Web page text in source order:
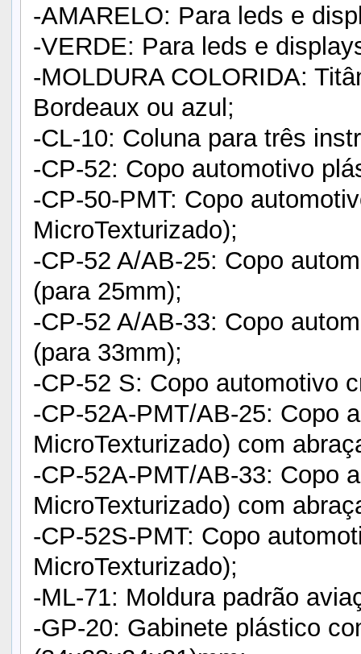
-AMARELO: Para leds e
-VERDE: Para leds e
-MOLDURA COLORIDA:
Bordeaux ou azul;
-CL-10: Coluna para três
-CP-52: Copo automotivo
-CP-50-PMT: Copo
MicroTexturizado);
-CP-52 A/AB-25: Copo
(para 25mm);
-CP-52 A/AB-33: Copo
(para 33mm);
-CP-52 S: Copo automotivo
-CP-52A-PMT/AB-25: Copo
MicroTexturizado) com
-CP-52A-PMT/AB-33: Copo
MicroTexturizado) com
-CP-52S-PMT: Copo
MicroTexturizado);
-ML-71: Moldura padrão
-GP-20: Gabinete plástico